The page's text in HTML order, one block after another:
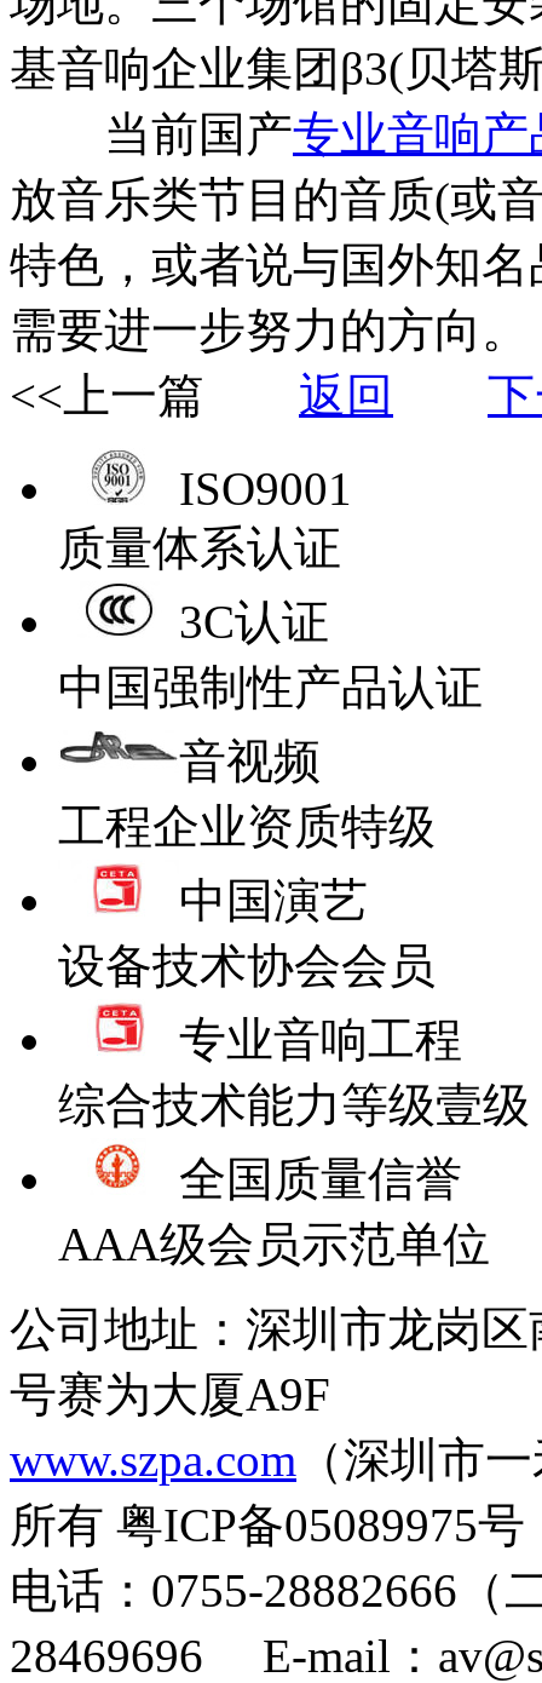
基音响企业集团β3(贝塔
当前国产专业音响产
放音乐类节目的音质(或
特色，或者说与国外知
需要进一步努力的方向。
<<上一篇 返回
ISO9001
质量体系认证
3C认证
中国强制性产品认证
音视频
工程企业资质特级
中国演艺
设备技术协会会员
专业音响工程
综合技术能力等级壹级
全国质量信誉
AAA级会员示范单位
公司地址：深圳市龙岗
号赛为大厦A9F
www.szpa.com （深圳市
所有 粤ICP备05089975号
电话：0755-28882666
28469696 E-mail：